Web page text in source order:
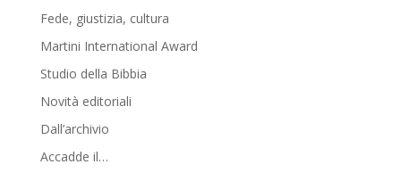
Fede, giustizia, cultura
Martini International Award
Studio della Bibbia
Novità editoriali
Dall’archivio
Accadde il…